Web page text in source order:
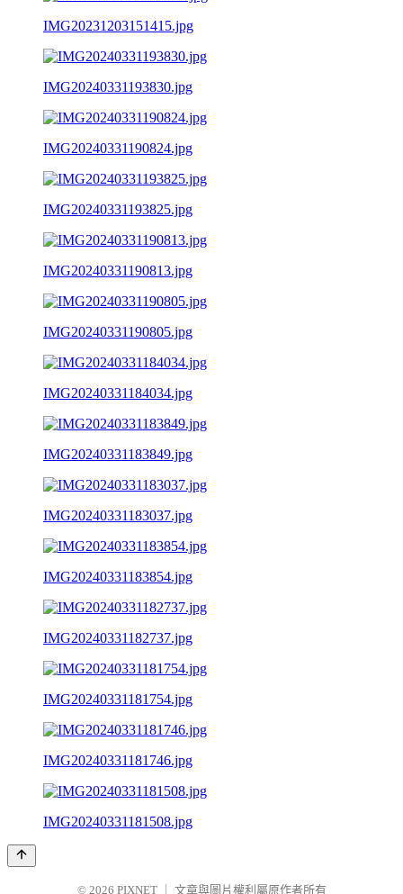
IMG20231203151415.jpg
IMG20240331193830.jpg
IMG20240331190824.jpg
IMG20240331193825.jpg
IMG20240331190813.jpg
IMG20240331190805.jpg
IMG20240331184034.jpg
IMG20240331183849.jpg
IMG20240331183037.jpg
IMG20240331183854.jpg
IMG20240331182737.jpg
IMG20240331181754.jpg
IMG20240331181746.jpg
IMG20240331181508.jpg
© 2026 PIXNET 文章與圖片權利屬原作者所有